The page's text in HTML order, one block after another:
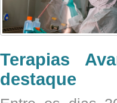
Terapias
destaque